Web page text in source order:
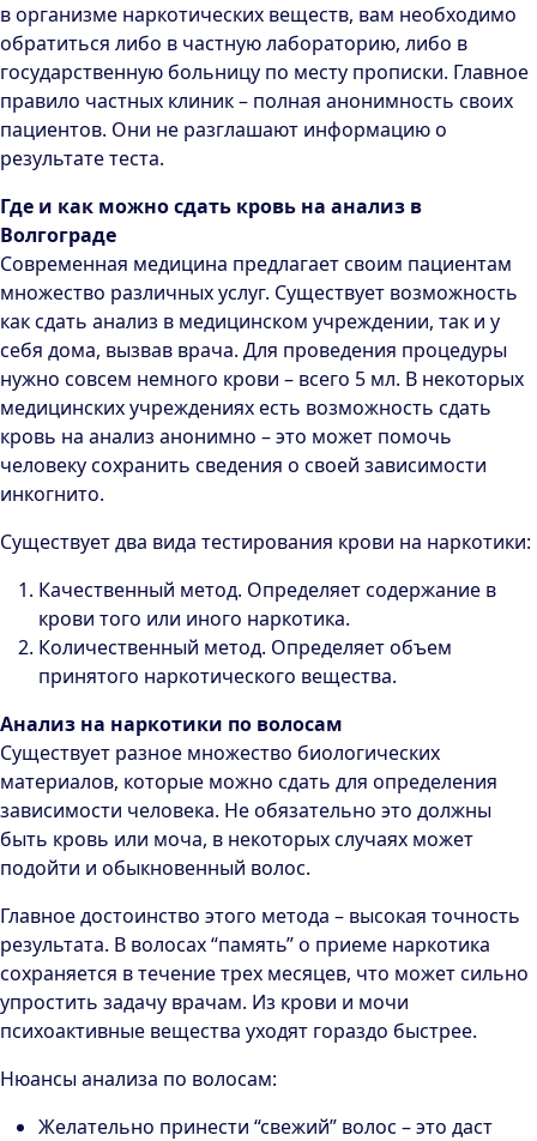
в организме наркотических веществ, вам необходимо
обратиться либо в частную лабораторию, либо в
государственную больницу по месту прописки. Главное
правило частных клиник – полная анонимность своих
пациентов. Они не разглашают информацию о
результате теста.
Где и как можно сдать кровь на анализ в
Волгограде
Современная медицина предлагает своим пациентам
множество различных услуг. Существует возможность
как сдать анализ в медицинском учреждении, так и у
себя дома, вызвав врача. Для проведения процедуры
нужно совсем немного крови – всего 5 мл. В некоторых
медицинских учреждениях есть возможность сдать
кровь на анализ анонимно – это может помочь
человеку сохранить сведения о своей зависимости
инкогнито.
Существует два вида тестирования крови на наркотики:
Качественный метод. Определяет содержание в
крови того или иного наркотика.
Количественный метод. Определяет объем
принятого наркотического вещества.
Анализ на наркотики по волосам
Существует разное множество биологических
материалов, которые можно сдать для определения
зависимости человека. Не обязательно это должны
быть кровь или моча, в некоторых случаях может
подойти и обыкновенный волос.
Главное достоинство этого метода – высокая точность
результата. В волосах “память” о приеме наркотика
сохраняется в течение трех месяцев, что может сильно
упростить задачу врачам. Из крови и мочи
психоактивные вещества уходят гораздо быстрее.
Нюансы анализа по волосам:
Желательно принести “свежий” волос – это даст